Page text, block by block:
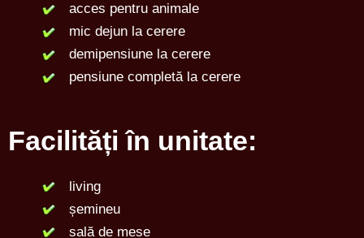
acces pentru animale
mic dejun la cerere
demipensiune la cerere
pensiune completă la cerere
Facilități în unitate:
living
șemineu
sală de mese